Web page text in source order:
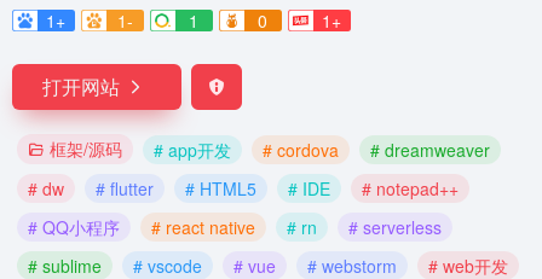
1+
1- 1 0 1+
打开网站
框架/源码 # app开发 # cordova
# dreamweaver
# dw
# flutter # HTML5 # IDE
# notepad++
# QQ小程序
# react native # rn
# serverless
# sublime
# vscode # vue # webstorm
# web开发